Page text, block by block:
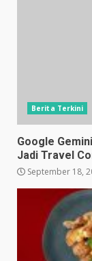
Berita Terkini
Google
Jadi Travel
September 18,